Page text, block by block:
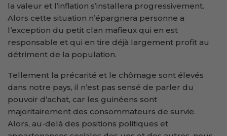
la valeur et l’inflation s’installera progressivement.
Alors cette situation n’épargnera personne a
l’exception du petit clan mafieux qui en est
responsable et qui en tire déjà largement profit au
détriment de la population.
Tellement la précarité et le chômage sont élevés
dans notre pays, il n’est pas sensé de parler du
pouvoir d’achat, car les guinéens sont
majoritairement des consommateurs de survie.
Alors, au-delà des positions politiques et